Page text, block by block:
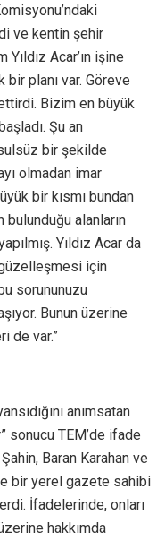
ve kentin şehir
Acar’ın işine
planı var. Göreve
Bizim en büyük
Şu an
bir şekilde
olmadan imar
bir kısmı bundan
alanların
Yıldız Acar da
için
sorununuzu
Bunun üzerine
de var.”
anımsatan
sonucu TEM’de ifade
Baran Karahan ve
bir yerel gazete sahibi
İfadelerinde, onları
hakkımda